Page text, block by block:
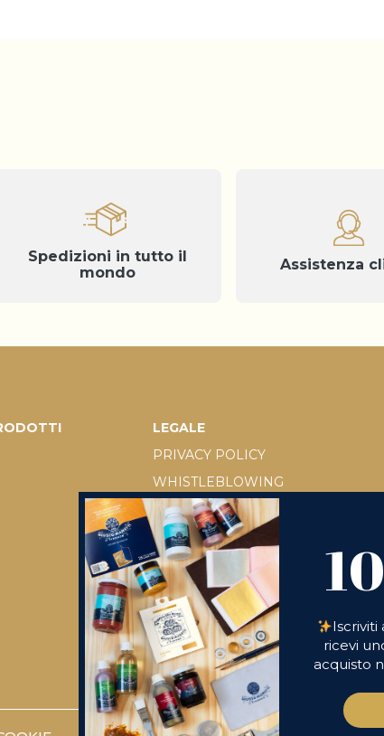
Spedizioni in tutto il
mondo
Assistenza
LEGALE
PRIVACY POLICY
WHISTLEBLOWING
COOKIE POLICY
TERMINI E CONDIZIONI
D.LGS 231/2001
RICHIESTA DI RESO
Iscriviti
ricevi
acquisto